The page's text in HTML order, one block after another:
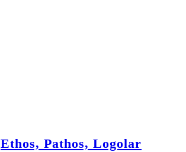
Ethos, Pathos, Logolar